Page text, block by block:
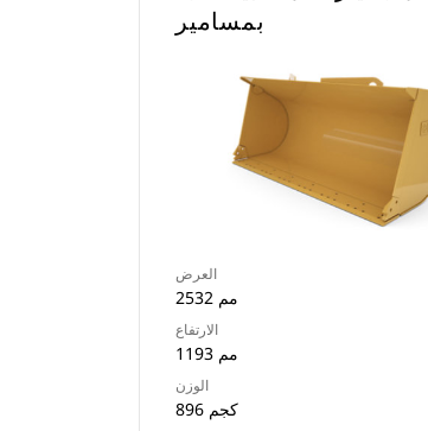
بمسامير
العرض
2532 مم
الارتفاع
1193 مم
الوزن
896 كجم